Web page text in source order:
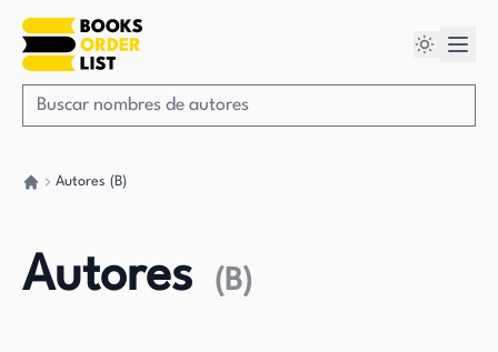
Autores (B)
Autores (B)